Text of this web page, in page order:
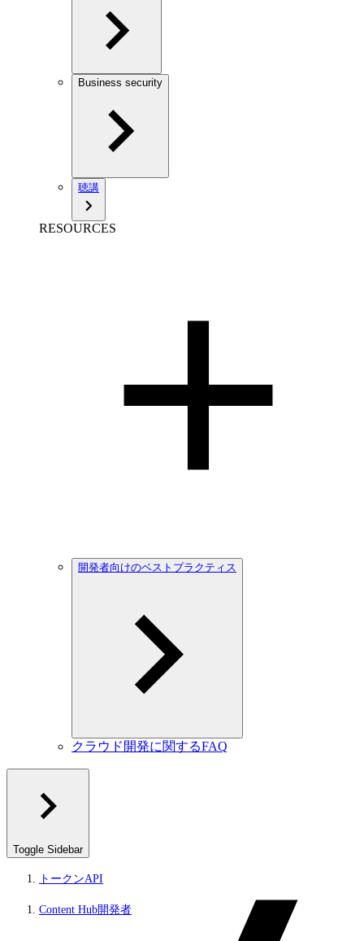
Business security
聴講
RESOURCES
開発者向けのベストプラクティス
クラウド開発に関するFAQ
Toggle Sidebar
トークンAPI
Content Hub開発者